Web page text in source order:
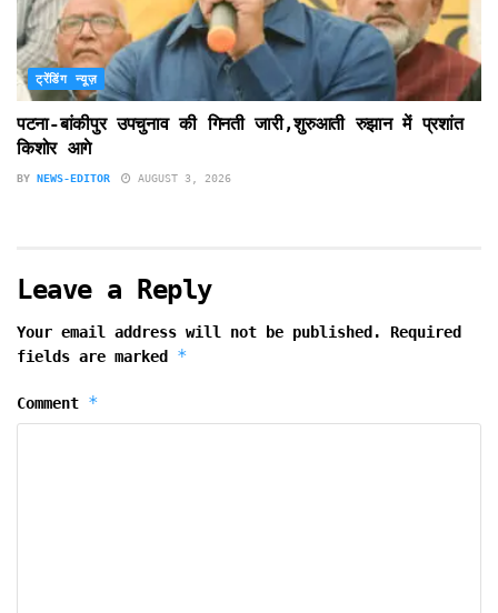
ट्रेंडिंग न्यूज़
पटना-बांकीपुर उपचुनाव की गिनती जारी,शुरुआती रुझान में प्रशांत
किशोर आगे
BY NEWS-EDITOR AUGUST 3, 2026
Leave a Reply
Your email address will not be published.
Required
fields are marked *
Comment *